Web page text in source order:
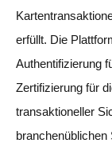
erfüllt. Die
Authentifizierung
Zertifizierung für
transaktioneller